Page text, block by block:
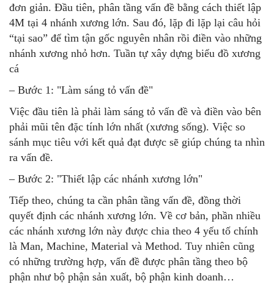
đơn giản. Đầu tiên, phân tầng vấn đề bằng cách thiết lập
4M tại 4 nhánh xương lớn. Sau đó, lặp đi lặp lại câu hỏi
“tại sao” để tìm tận gốc nguyên nhân rồi điền vào những
nhánh xương nhỏ hơn. Tuần tự xây dựng biểu đồ xương
cá
– Bước 1: "Làm sáng tỏ vấn đề"
Việc đầu tiên là phải làm sáng tỏ vấn đề và điền vào bên
phải mũi tên đặc tính lớn nhất (xương sống). Việc so
sánh mục tiêu với kết quả đạt được sẽ giúp chúng ta nhìn
ra vấn đề.
– Bước 2: "Thiết lập các nhánh xương lớn"
Tiếp theo, chúng ta cần phân tầng vấn đề, đồng thời
quyết định các nhánh xương lớn. Về cơ bản, phần nhiều
các nhánh xương lớn này được chia theo 4 yếu tố chính
là Man, Machine, Material và Method. Tuy nhiên cũng
có những trường hợp, vấn đề được phân tầng theo bộ
phận như bộ phận sản xuất, bộ phận kinh doanh…